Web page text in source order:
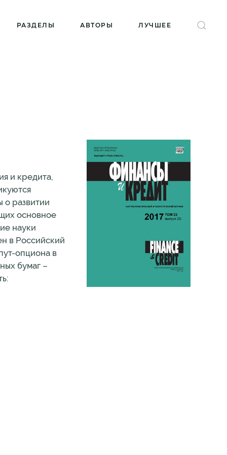
РАЗДЕЛЫ АВТОРЫ ЛУЧШЕЕ
и кредита,
о развитии
основное
науки
в Российский
опциона в
бумаг –